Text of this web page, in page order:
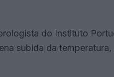
do Instituto
subida da